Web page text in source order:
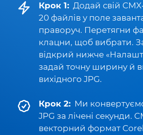
Крок 1: Додай свій
20 файлів у поле
праворуч. Перетягни
клацни, щоб вибрати.
відкрий нижче
задай точну ширину й
вихідного JPG.
Крок 2: Ми
JPG за лічені секунди.
векторний формат